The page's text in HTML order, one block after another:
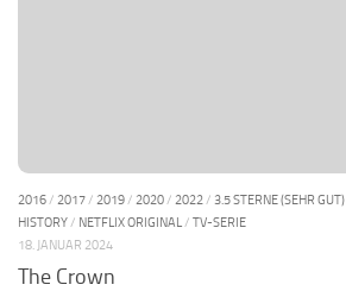
2016/ 2017/ 2019/ 2020/ 2022/ 3.5 STERNE (SEHR GUT)
HISTORY/ NETFLIX ORIGINAL/ TV-SERIE
18. JANUAR 2024
The Crown